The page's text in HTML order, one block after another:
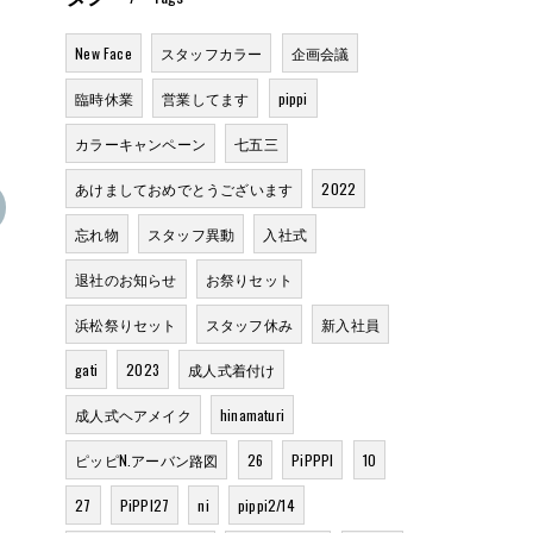
New Face スタッフカラー 企画会議
臨時休業 営業してます pippi
カラーキャンペーン 七五三
あけましておめでとうございます 2022
忘れ物 スタッフ異動 入社式
退社のお知らせ お祭りセット
浜松祭りセット スタッフ休み 新入社員
gati 2023 成人式着付け
成人式ヘアメイク hinamaturi
ピッピN.アーバン路図 26 PiPPPI 10
27 PiPPI27 ni pippi2/14